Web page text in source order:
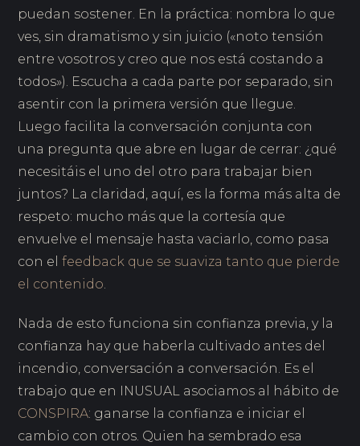
puedan sostener. En la práctica: nombra lo que
ves, sin dramatismo y sin juicio («noto tensión
entre vosotros y creo que nos está costando a
todos»). Escucha a cada parte por separado, sin
asentir con la primera versión que llegue.
Luego facilita la conversación conjunta con
una pregunta que abre en lugar de cerrar: ¿qué
necesitáis el uno del otro para trabajar bien
juntos? La claridad, aquí, es la forma más alta de
respeto: mucho más que la cortesía que
envuelve el mensaje hasta vaciarlo, como pasa
con elfeedback que se suaviza tanto que pierde
el contenido
Nada de esto funciona sin confianza previa, y la
confianza hay que haberla cultivado antes del
incendio, conversación a conversación. Es el
trabajo que en INUSUAL asociamos al hábito de
CONSPIRA: ganarse la confianza e iniciar el
cambio con otros. Quien ha sembrado esa